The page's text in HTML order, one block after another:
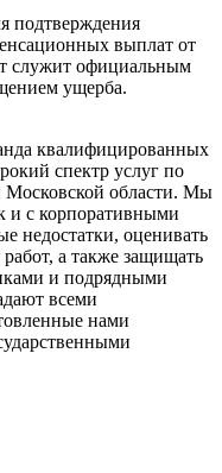
подтверждения
выплат от
служит официальным
ущерба.
квалифицированных
спектр услуг по
Московской области. Мы
и с корпоративными
недостатки, оценивать
а также защищать
и подрядными
всеми
нами